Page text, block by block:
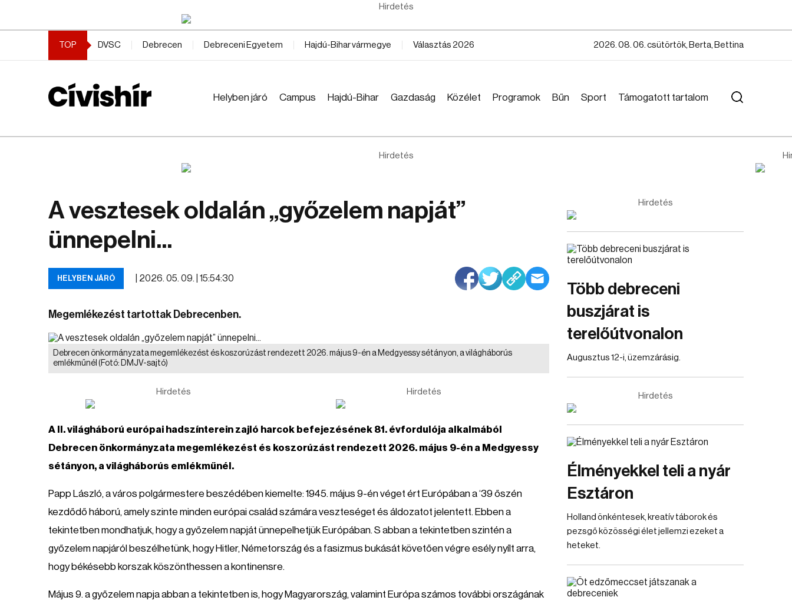
Hirdetés
TOP DVSC Debrecen Debreceni Egyetem Hajdú-Bihar vármegye Választás 2026 2026. 08. 06. csütörtök, Berta, Bettina
Helyben járó Campus Hajdú-Bihar Gazdaság Közélet Programok Bűn Sport Támogatott tartalom
Hirdetés
A vesztesek oldalán „győzelem napját”
ünnepelni...
HELYBEN JÁRÓ 2026. 05. 09. | 15:54:30
Megemlékezést tartottak Debrecenben.
Debrecen önkormányzata megemlékezést és koszorúzást rendezett 2026. május 9-én a Medgyessy sétányon, a világháborús
emlékműnél (Fotó: DMJV-sajtó)
Hirdetés Hirdetés
A II. világháború európai hadszínterein zajló harcok befejezésének 81. évfordulója alkalmából
Debrecen önkormányzata megemlékezést és koszorúzást rendezett 2026. május 9-én a Medgyessy
sétányon, a világháborús emlékműnél.
Papp László, a város polgármestere beszédében kiemelte: 1945. május 9-én véget ért Európában a ‘39 őszén
kezdődő háború, amely szinte minden európai család számára veszteséget és áldozatot jelentett. Ebben a
tekintetben mondhatjuk, hogy a győzelem napját ünnepelhetjük Európában. S abban a tekintetben szintén a
győzelem napjáról beszélhetünk, hogy Hitler, Németország és a fasizmus bukását követően végre esély nyílt arra,
hogy békésebb korszak köszönthessen a kontinensre.
Május 9. a győzelem napja abban a tekintetben is, hogy Magyarország, valamint Európa számos további országának
Hirdetés
Több debreceni
buszjárat is
terelőútvonalon
Augusztus 12-i, üzemzárásig.
Hirdetés
Élményekkel teli a nyár
Esztáron
Holland önkéntesek, kreatív táborok és
pezsgő közösségi élet jellemzi ezeket a
heteket.